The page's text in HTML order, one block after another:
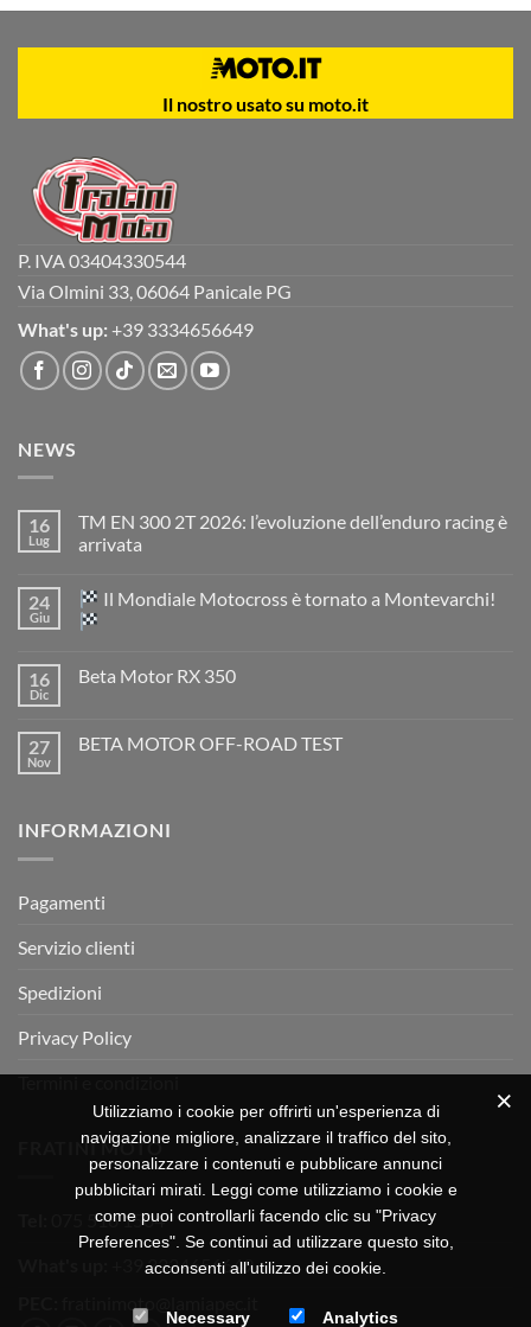
Il nostro usato su moto.it
P. IVA 03404330544
Via Olmini 33, 06064 Panicale PG
What's up: +39 3334656649
NEWS
16
Lug
TM EN 300 2T 2026: l’evoluzione dell’enduro racing è
arrivata
su
TM
EN
2026:
è
arrivata
24
Giu
Il Mondiale Motocross è tornato a Montevarchi!
su
Motocross
è
16
Dic
Beta Motor RX 350
Beta
27
Nov
BETA MOTOR OFF-ROAD TEST
MOTOR
INFORMAZIONI
Pagamenti
Servizio clienti
Spedizioni
Privacy Policy
Termini e condizioni
FRATINI MOTO
075 518 1504
+39 3334656649
Utilizziamo i cookie per offrirti un'esperienza di
navigazione migliore, analizzare il traffico del sito,
personalizzare i contenuti e pubblicare annunci
pubblicitari mirati. Leggi come utilizziamo i cookie e
come puoi controllarli facendo clic su "Privacy
Preferences". Se continui ad utilizzare questo sito,
acconsenti all'utilizzo dei cookie.
Necessary Analytics